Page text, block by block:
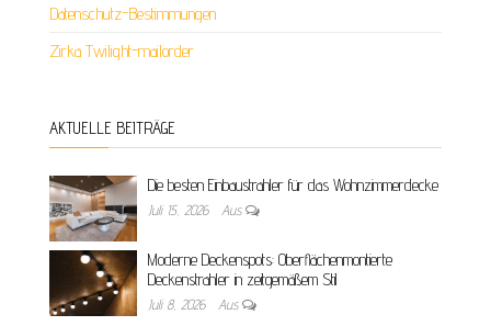
Datenschutz-Bestimmungen
Zirka Twilight-mailorder
AKTUELLE BEITRÄGE
Die besten Einbaustrahler für das Wohnzimmerdecke
Juli 15, 2026 Aus
Moderne Deckenspots: Oberflächenmontierte
Deckenstrahler in zeitgemäßem Stil
Juli 8, 2026 Aus